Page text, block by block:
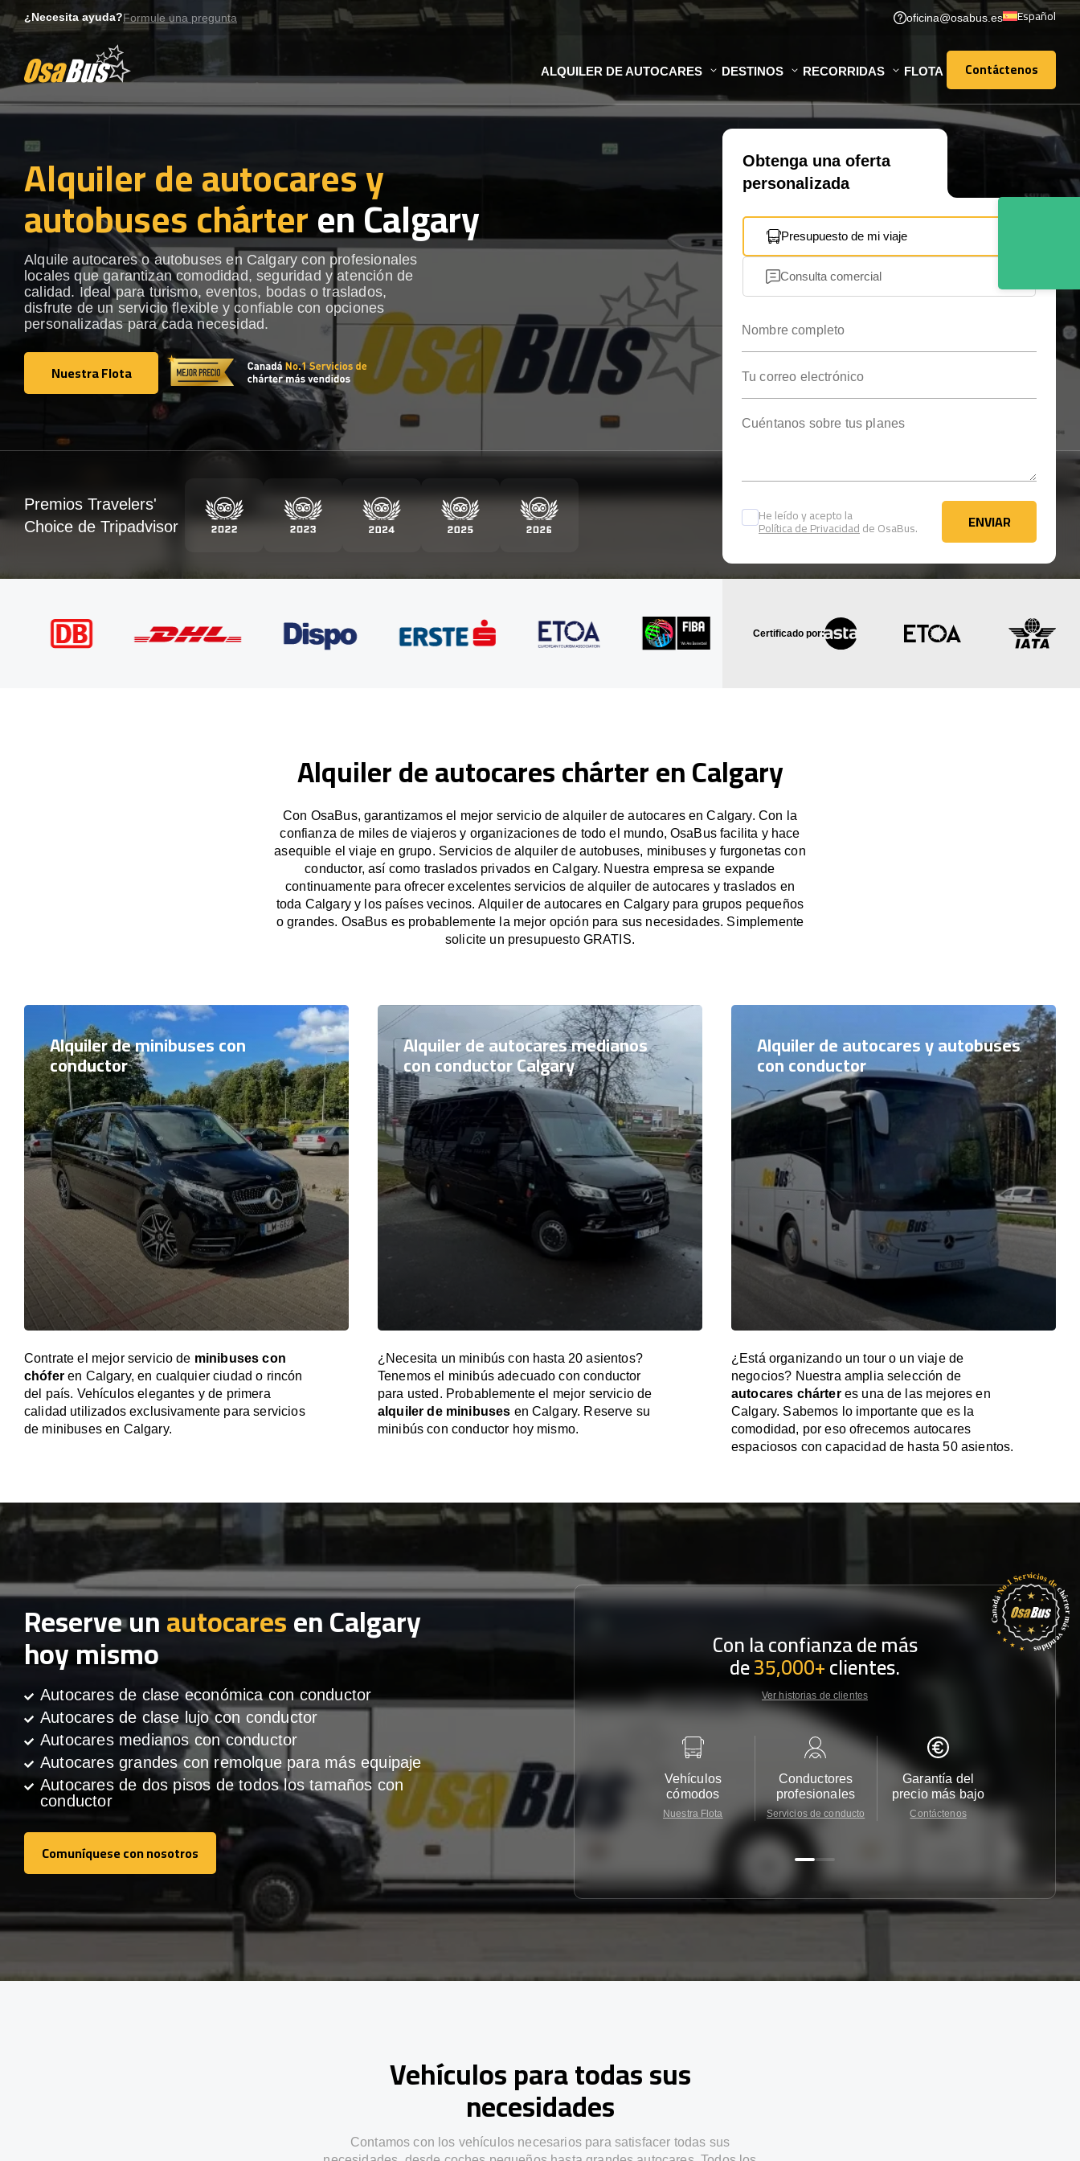
to
¿Necesita ayuda?Formule una pregunta oficina@osabus.es Español
ALQUILER DE AUTOCARES DESTINOS RECORRIDAS FLOTA Contáctenos
Contáctenos
Alquiler de autocares y
autobuses chárteren Calgary
Alquile autocares o autobuses en Calgary con profesionales
locales que garantizan comodidad, seguridad y atención de
calidad. Ideal para turismo, eventos, bodas o traslados,
disfrute de un servicio flexible y confiable con opciones
personalizadas para cada necesidad.
Nuestra Flota
Nuestra Flota
Obtenga una oferta
personalizada
Presupuesto de mi viaje
Consulta comercial
He leído y acepto la
Política de Privacidadde OsaBus. ENVIAR
ENVIAR
Premios Travelers'
Choice de Tripadvisor
Certificado por:
Alquiler de autocares chárter en Calgary
Con OsaBus, garantizamos el mejor servicio de alquiler de autocares en Calgary. Con la
confianza de miles de viajeros y organizaciones de todo el mundo, OsaBus facilita y hace
asequible el viaje en grupo. Servicios de alquiler de autobuses, minibuses y furgonetas con
conductor, así como traslados privados en Calgary. Nuestra empresa se expande
continuamente para ofrecer excelentes servicios de alquiler de autocares y traslados en
toda Calgary y los países vecinos. Alquiler de autocares en Calgary para grupos pequeños
o grandes. OsaBus es probablemente la mejor opción para sus necesidades. Simplemente
solicite un presupuesto GRATIS.
Alquiler de minibuses con
conductor
Contrate el mejor servicio de minibuses con
chóferen Calgary, en cualquier ciudad o rincón
del país. Vehículos elegantes y de primera
calidad utilizados exclusivamente para servicios
de minibuses en Calgary.
Alquiler de autocares medianos
con conductor Calgary
¿Necesita un minibús con hasta 20 asientos?
Tenemos el minibús adecuado con conductor
para usted. Probablemente el mejor servicio de
alquiler de minibuses en Calgary. Reserve su
minibús con conductor hoy mismo.
Alquiler de autocares y autobuses
con conductor
¿Está organizando un tour o un viaje de
negocios? Nuestra amplia selección de
autocares chárteres una de las mejores en
Calgary. Sabemos lo importante que es la
comodidad, por eso ofrecemos autocares
espaciosos con capacidad de hasta 50 asientos.
Reserve unautocaresen Calgary
hoy mismo
Autocares de clase económica con conductor
Autocares de clase lujo con conductor
Autocares medianos con conductor
Autocares grandes con remolque para más equipaje
Autocares de dos pisos de todos los tamaños con
conductor
Comuníquese con nosotros
Comuníquese con nosotros
Con la confianza de más
de35,000+clientes.
Ver historias de clientes
Vehículos
cómodos
Nuestra Flota
Conductores
profesionales
Servicios de conducto
Garantía del
precio más bajo
Contáctenos
Vehículos para todas sus
necesidades
Contamos con los vehículos necesarios para satisfacer todas sus